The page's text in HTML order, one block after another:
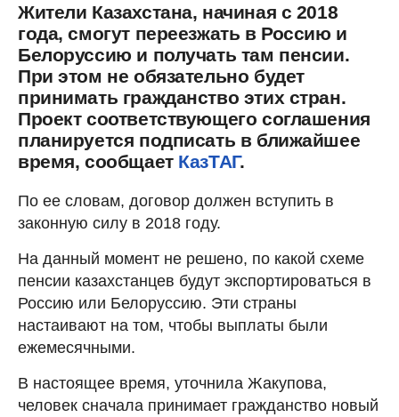
Жители Казахстана, начиная с 2018
года, смогут переезжать в Россию и
Белоруссию и получать там пенсии.
При этом не обязательно будет
принимать гражданство этих стран.
Проект соответствующего соглашения
планируется подписать в ближайшее
время, сообщает КазТАГ.
По ее словам, договор должен вступить в
законную силу в 2018 году.
На данный момент не решено, по какой схеме
пенсии казахстанцев будут экспортироваться в
Россию или Белоруссию. Эти страны
настаивают на том, чтобы выплаты были
ежемесячными.
В настоящее время, уточнила Жакупова,
человек сначала принимает гражданство новый